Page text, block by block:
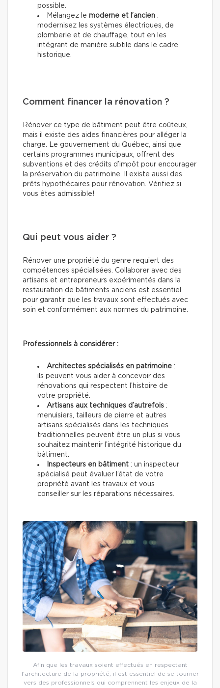
possible.
Mélangez le moderne et l’ancien :
modernisez les systèmes électriques, de
plomberie et de chauffage, tout en les
intégrant de manière subtile dans le cadre
historique.
Comment financer la rénovation ?
Rénover ce type de bâtiment peut être coûteux,
mais il existe des aides financières pour alléger la
charge. Le gouvernement du Québec, ainsi que
certains programmes municipaux, offrent des
subventions et des crédits d’impôt pour encourager
la préservation du patrimoine. Il existe aussi des
prêts hypothécaires pour rénovation. Vérifiez si
vous êtes admissible!
Qui peut vous aider ?
Rénover une propriété du genre requiert des
compétences spécialisées. Collaborer avec des
artisans et entrepreneurs expérimentés dans la
restauration de bâtiments anciens est essentiel
pour garantir que les travaux sont effectués avec
soin et conformément aux normes du patrimoine.
Professionnels à considérer :
Architectes spécialisés en patrimoine :
ils peuvent vous aider à concevoir des
rénovations qui respectent l’histoire de
votre propriété.
Artisans aux techniques d’autrefois :
menuisiers, tailleurs de pierre et autres
artisans spécialisés dans les techniques
traditionnelles peuvent être un plus si vous
souhaitez maintenir l’intégrité historique du
bâtiment.
Inspecteurs en bâtiment : un inspecteur
spécialisé peut évaluer l’état de votre
propriété avant les travaux et vous
conseiller sur les réparations nécessaires.
Afin que les travaux soient effectués en respectant
l’architecture de la propriété, il est essentiel de se tourner
vers des professionnels qui comprennent les enjeux de la